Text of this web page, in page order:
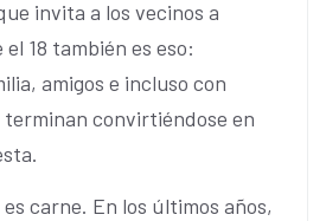
invita a los vecinos a
18 también es eso:
amigos e incluso con
convirtiéndose en
carne. En los últimos años,